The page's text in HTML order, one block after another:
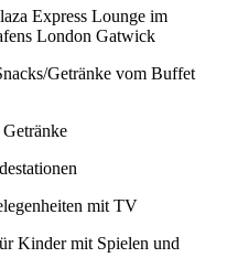
Express Lounge im
London Gatwick
Getränke vom Buffet
mit TV
Kinder mit Spielen und